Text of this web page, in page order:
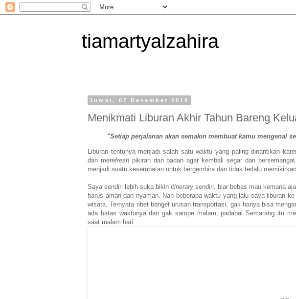
tiamartyalzahira
Jumat, 07 Desember 2018
Menikmati Liburan Akhir Tahun Bareng
"Setiap perjalanan akan semakin membuat kamu mengenal
Liburan tentunya menjadi salah satu waktu yang paling dinantikan
dan merefreshpikiran dan badan agar kembali segar dan
menjadi suatu kesempatan untuk bergembira dan tidak terlalu
Saya sendiri lebih suka bikin itinerary sendiri, biar bebas mau kemana
harus aman dan nyaman. Nah beberapa waktu yang lalu saya liburan
wisata. Ternyata ribet banget urusan transportasi, gak hanya bisa
ada batas waktunya dan gak sampe malam, padahal Semarang itu
saat malam hari.